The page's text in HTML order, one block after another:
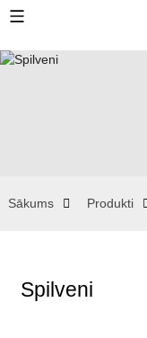
Sākums Produkti
Spilveni